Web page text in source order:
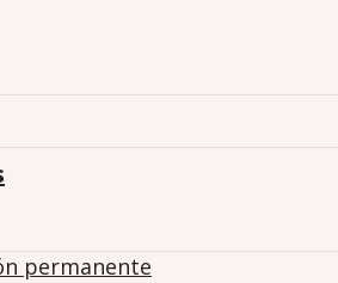
permanente